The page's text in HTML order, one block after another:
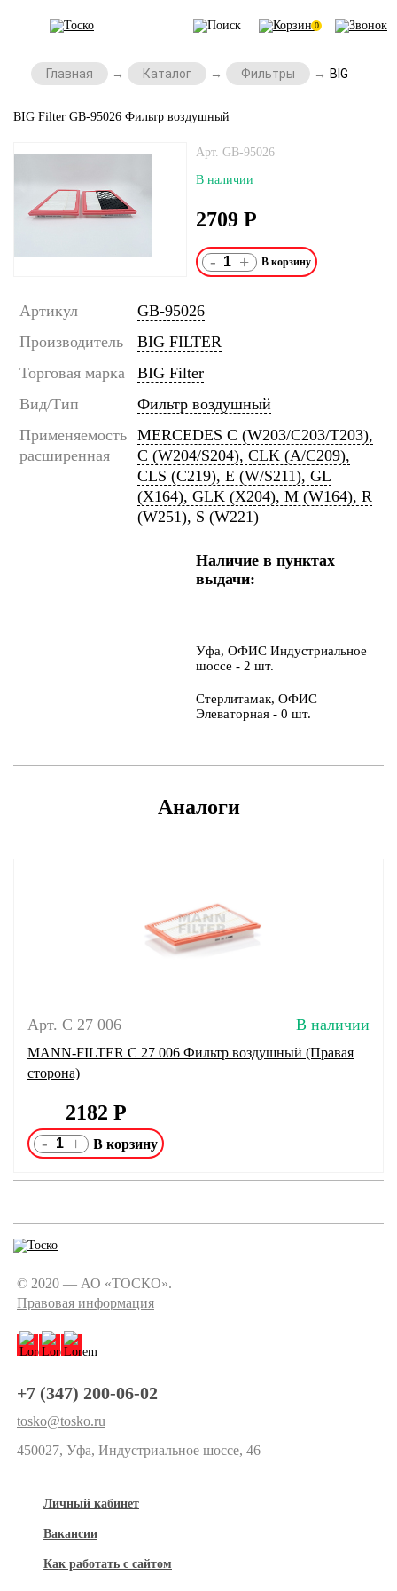
0
Главная Каталог Фильтры BIG Filter
BIG Filter GB-95026 Фильтр воздушный
Арт. GB-95026
В наличии
2709 Р
- +
Артикул
GB-95026
Производитель
BIG FILTER
Торговая марка
BIG Filter
Вид/Тип
Фильтр воздушный
Применяемость
расширенная
MERCEDES C (W203/C203/T203),
C (W204/S204), CLK (A/C209),
CLS (C219), E (W/S211), GL
(X164), GLK (X204), M (W164), R
(W251), S (W221)
Наличие в пунктах
выдачи:
Уфа, ОФИС Индустриальное
шоссе - 2 шт.
Стерлитамак, ОФИС
Элеваторная - 0 шт.
Аналоги
Арт. C 27 006 В наличии
MANN-FILTER C 27 006 Фильтр воздушный (Правая
сторона)
2182 Р
- +
© 2020 — АО «ТОСКО».
Правовая информация
+7 (347) 200-06-02
tosko@tosko.ru
450027, Уфа, Индустриальное шоссе, 46
Личный кабинет
Вакансии
Как работать с сайтом